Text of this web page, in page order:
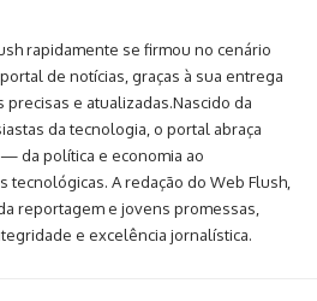
rapidamente se firmou no cenário
de notícias, graças à sua entrega
e atualizadas.Nascido da
da tecnologia, o portal abraça
da política e economia ao
A redação do Web Flush,
reportagem e jovens promessas,
e excelência jornalística.